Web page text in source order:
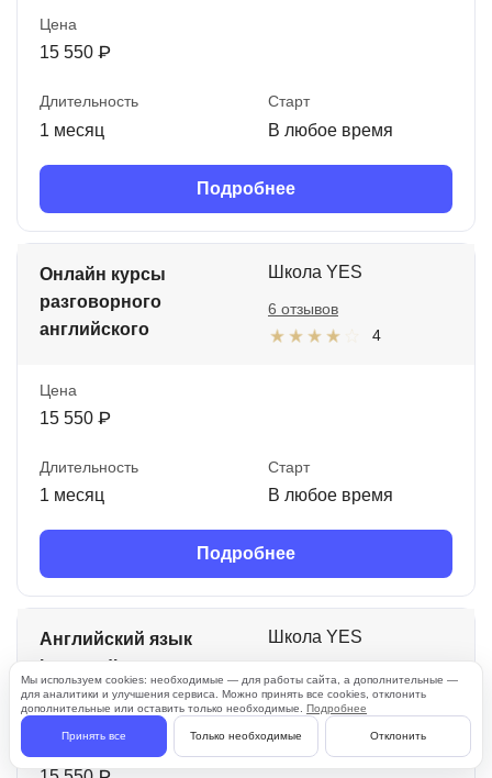
Цена
15 550 ₽
Длительность
1 месяц
Старт
В любое время
Подробнее
Онлайн курсы
разговорного
английского
Школа YES
4
6 отзывов
Цена
15 550 ₽
Длительность
1 месяц
Старт
В любое время
Подробнее
Английский язык
intermediate
Школа YES
4
6 отзывов
Мы используем cookies: необходимые — для работы сайта, а дополнительные —
для аналитики и улучшения сервиса. Можно принять все cookies, отклонить
дополнительные или оставить только необходимые. Подробнее
Принять все Только необходимые Отклонить